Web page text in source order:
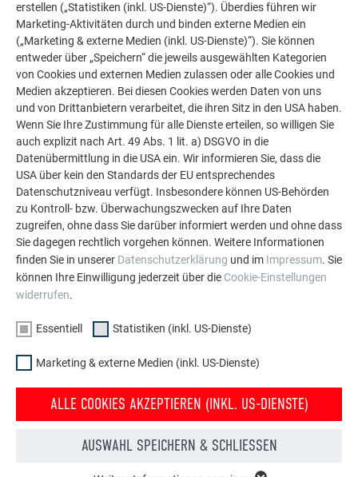
Nageltasche
mit 2 Fächern
Eisenhammer
Holzhammer
rechte
Idealschere
Beißzange
gerade
Fassadenzange
45°
eventuell
erstellen („Statistiken (inkl. US-Dienste)“). Überdies führen wir
Marketing-Aktivitäten durch und binden externe Medien ein
(„Marketing & externe Medien (inkl. US-Dienste)“). Sie können
entweder über „Speichern“ die jeweils ausgewählten Kategorien
von Cookies und externen Medien zulassen oder alle Cookies und
Medien akzeptieren. Bei diesen Cookies werden Daten von uns
und von Drittanbietern verarbeitet, die ihren Sitz in den USA haben.
Wenn Sie Ihre Zustimmung für alle Dienste erteilen, so willigen Sie
auch explizit nach Art. 49 Abs. 1 lit. a) DSGVO in die
Datenübermittlung in die USA ein. Wir informieren Sie, dass die
USA über kein den Standards der EU entsprechendes
Datenschutzniveau verfügt. Insbesondere können US-Behörden
zu Kontroll- bzw. Überwachungszwecken auf Ihre Daten
zugreifen, ohne dass Sie darüber informiert werden und ohne dass
Sie dagegen rechtlich vorgehen können. Weitere Informationen
finden Sie in unserer Datenschutzerklärung und im Impressum. Sie
können Ihre Einwilligung jederzeit über die Cookie-Einstellungen
widerrufen.
Essentiell Statistiken (inkl. US-Dienste)
Marketing & externe Medien (inkl. US-Dienste)
ALLE COOKIES AKZEPTIEREN (INKL. US-DIENSTE)
AUSWAHL SPEICHERN & SCHLIESSEN